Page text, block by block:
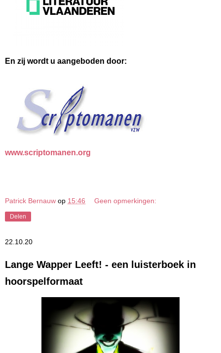
En zij wordt u aangeboden door:
www.scriptomanen.org
Patrick Bernauw op 15:46 Geen opmerkingen:
Delen
22.10.20
Lange Wapper Leeft! - een luisterboek in
hoorspelformaat